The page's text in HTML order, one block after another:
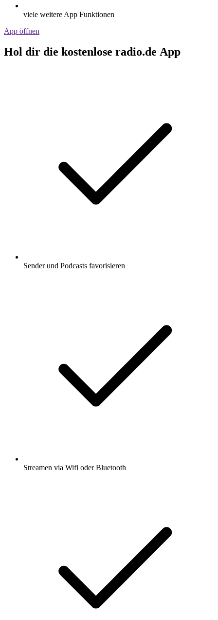
viele weitere App Funktionen
App öffnen
Hol dir die kostenlose radio.de App
Sender und Podcasts favorisieren
Streamen via Wifi oder Bluetooth